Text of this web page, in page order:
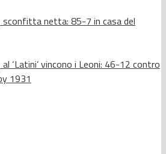
sconfitta netta: 85-7 in casa del
‘Latini’ vincono i Leoni: 46-12 contro
1931